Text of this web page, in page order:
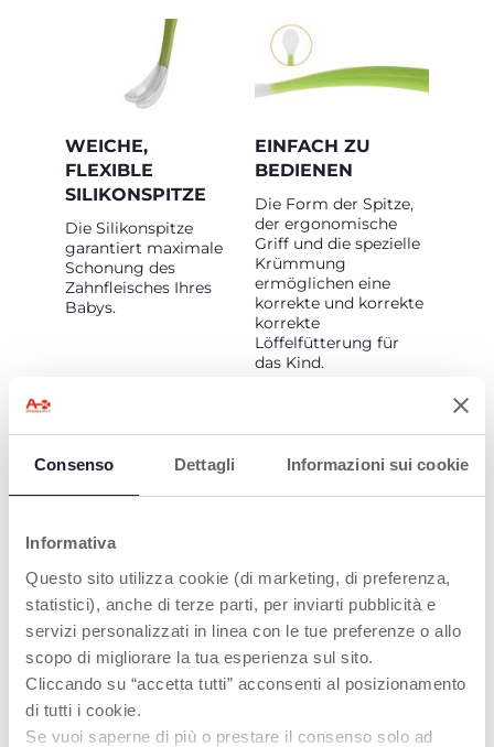
Consenso Dettagli Informazioni sui cookie
Informativa
Questo sito utilizza cookie (di marketing, di preferenza,
statistici), anche di terze parti, per inviarti pubblicità e
servizi personalizzati in linea con le tue preferenze o allo
scopo di migliorare la tua esperienza sul sito.
Cliccando su “accetta tutti” acconsenti al posizionamento
di tutti i cookie.
Se vuoi saperne di più o prestare il consenso solo ad
WEICHE,
FLEXIBLE
SILIKONSPITZE
Die Silikonspitze
garantiert maximale
Schonung des
Zahnfleisches Ihres
Babys.
EINFACH ZU
BEDIENEN
Die Form der Spitze,
der ergonomische
Griff und die spezielle
Krümmung
ermöglichen eine
korrekte und korrekte
korrekte
Löffelfütterung für
das Kind.
HYGIENE.
Die Spitze bleibt bei
Nichtgebrauch vom
Tisch abgehoben, um
eine bessere Hygiene
zu gewährleisten.
LANGER GRIFF
Der Griff ist lang und
ergonomisch, um ihn
beim Füttern Ihres
Babys leicht zu halten
und zu bewegen.